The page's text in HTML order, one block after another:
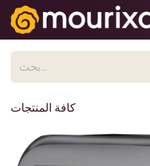
تخطي للذهاب إلى المحتوى
كافة المنتجات